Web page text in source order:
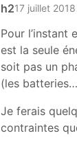
h217 juillet
Pour l’instant
est la seule
soit pas un
(les
Je ferais
contraintes